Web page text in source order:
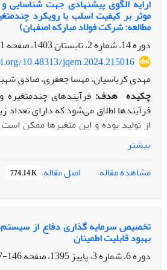
عرض بدنه بالگرد به طول بالگرد می‌باشد.
تجزیه و تحلیل سیستم‌های چندوضعیته
عملکردی برخی ازمؤلفه‌ها به
نتایج نشان­ دهنده­‌ی برتری چشمگیر
برای محاسبه قابلیت اطمینان
وابستگی مؤلفه‌ها است.
ارایه الگوی پیشنهادی جهت شناسایی
موثر بر کیفیت اسلب با رویکرد
مطالعه: شرکت فولاد مبارکه اصفهان)
دوره 14، شماره 2، تابستان 1403، صفحه
10.48313/jqem.2024.215016
مهدی کرباسیان، مهسا جعفری، صادق
چکیده هدف: فرآیندهای چندمتغیره
فرآیندها اطلاق می‌شود که دارای تعداد
از تولید بوده و این متغیرها ممکن
هدف از این تحقیق، ارایه روشی نوین
تعریف متغیرهای کنترلی جدید در
است، به‌گونه‌ای که کنترل کیفیت موثرتر و
روش‌شناسی پژوهش:روش تحقیق این
توصیفی است. در این تحقیق، از
رگرسیون و بررسی همبستگی بین
همچنین برای ارزیابی عملکرد روش
بر پایه داده‌های واقعی از فرآیند
بیشتر
مشاهده مقاله
اصل مقاله 774.14 K
تخصیص سرمایه گذاری دفاع از
بهبود قابلیت اطمینان
دوره 6، شماره 3، پاییز 1395، صفحه
146-157